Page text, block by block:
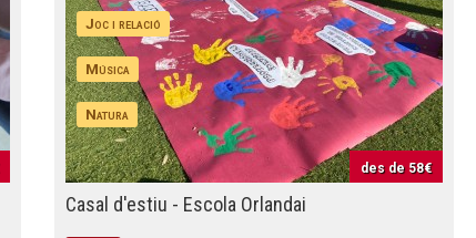
Joc i relació
Música
Natura
des de 58€
Casal d'estiu - Escola Orlandai